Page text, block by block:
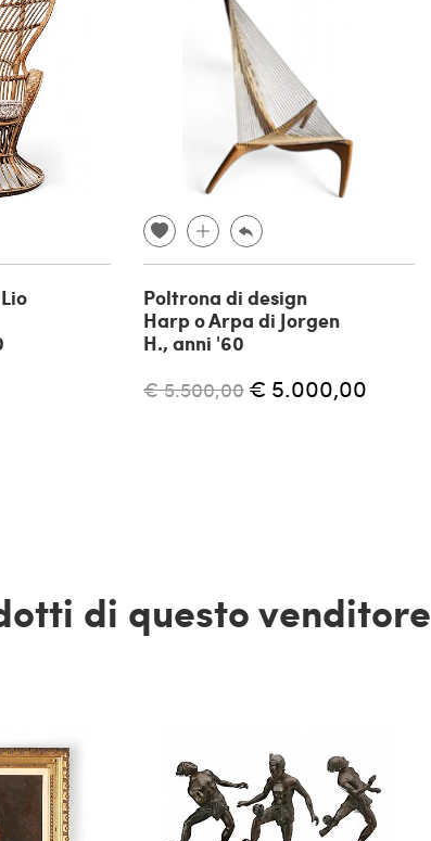
Poltrona di design
Harp o Arpa di Jorgen
H., anni '60
€ 5.500,00 € 5.000,00
di questo venditore